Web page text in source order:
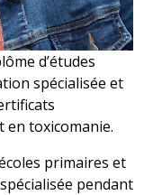
d’études
spécialisée et
en toxicomanie.
primaires et
pendant